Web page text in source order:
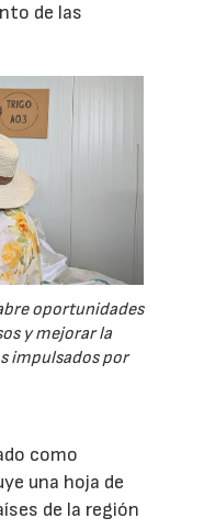
de las
oportunidades
y mejorar la
impulsados por
como
una hoja de
de la región